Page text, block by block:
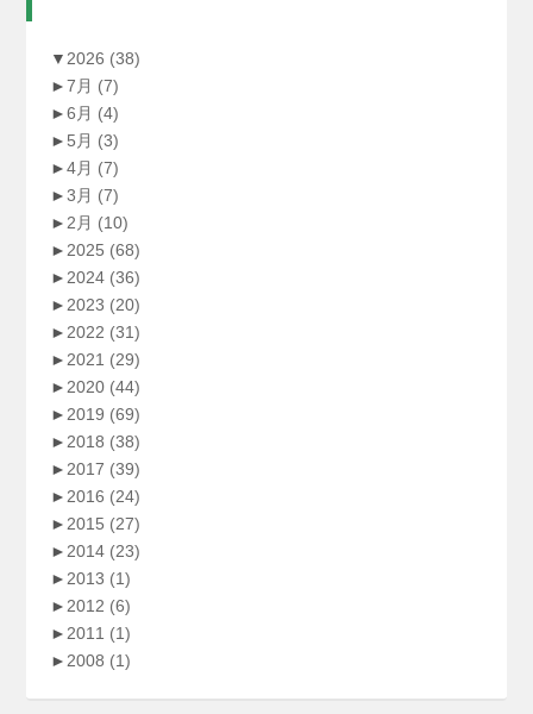
▼2026 (38)
►7月 (7)
►6月 (4)
► 5月 (3)
►4月 (7)
►3月 (7)
►2月 (10)
►2025 (68)
►2024 (36)
►2023 (20)
►2022 (31)
►2021 (29)
►2020 (44)
►2019 (69)
►2018 (38)
►2017 (39)
►2016 (24)
►2015 (27)
►2014 (23)
►2013 (1)
►2012 (6)
►2011 (1)
►2008 (1)